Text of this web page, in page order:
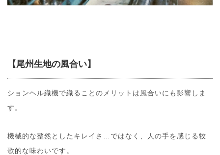
【尾州生地の風合い】
ションヘル織機で織ることのメリットは風合いにも影響しま
す。
機械的な整然としたキレイさ…ではなく、人の手を感じる牧
歌的な味わいです。